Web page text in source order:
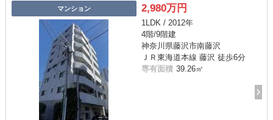
マンション 2,980万円
1LDK / 2012年
4階/9階建
神奈川県藤沢市南藤沢
ＪＲ東海道本線 藤沢 徒歩6分
専有面積 39.26㎡